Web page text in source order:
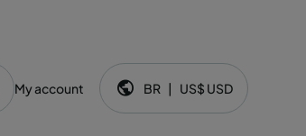
My account Idioma e moeda:
BR US$ USD